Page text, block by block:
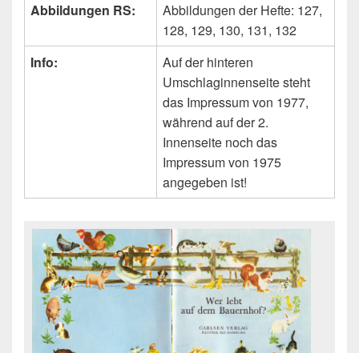
Abbildungen RS:
Abbildungen der Hefte: 127,
128, 129, 130, 131, 132
Info:
Auf der hinteren
Umschlaginnenseite steht
das Impressum von 1977,
während auf der 2.
Innenseite noch das
Impressum von 1975
angegeben ist!